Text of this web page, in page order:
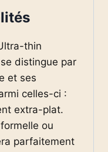
thin
distingue par
et ses
celles-ci :
extra-plat.
ou
parfaitement